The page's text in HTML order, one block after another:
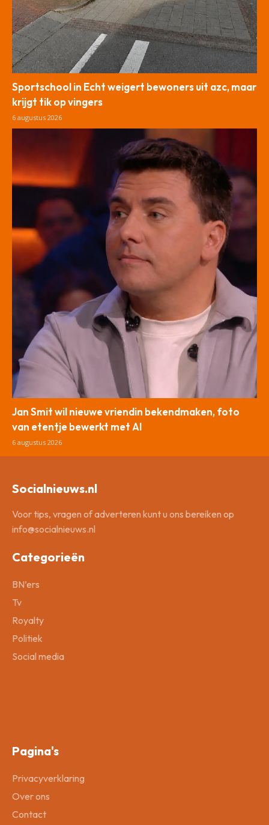
Sportschool in Echt weigert bewoners uit azc, maar
krijgt tik op vingers
6 augustus 2026
Jan Smit wil nieuwe vriendin bekendmaken, foto
van etentje bewerkt met AI
6 augustus 2026
Socialnieuws.nl
Voor tips, vragen of adverteren kunt u ons bereiken op
info@socialnieuws.nl
Categorieën
BN’ers
Tv
Royalty
Politiek
Social media
Pagina's
Privacyverklaring
Over ons
Contact